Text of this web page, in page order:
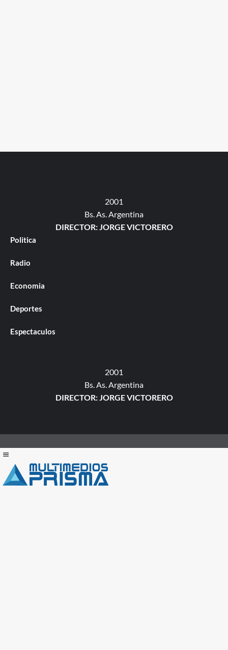
2001
Bs. As. Argentina
DIRECTOR: JORGE VICTORERO
Politica
Radio
Economia
Deportes
Espectaculos
2001
Bs. As. Argentina
DIRECTOR: JORGE VICTORERO